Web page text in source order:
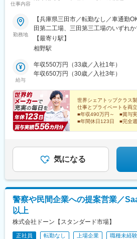
仕事内容
勤務地
【兵庫県三田市／転勤なし／車通勤
田第二工場、三田第三工場のいずれ
地は希望を考慮します※受動喫煙対策
本社・三田第一工場兵庫県三田市テ
市テクノパーク41番1号＼働きやすい
房を完備しており、気温に左右されず
にも困りません。そのほか、リラッ
います◎
【最寄り駅】
相野駅
給与
年収550万円（33歳／入社1年）
年収650万円（30歳／入社3年）
世界シェアトップクラス
仕事とプライベートを両立
■年収490万円～ ■賞与
■年間休日123日 ■完全週
気になる
警察や民間企業への提案営業／
以上
株式会社ドーン【スタンダード市場】
正社員 転勤なし 上場企業 職種未経